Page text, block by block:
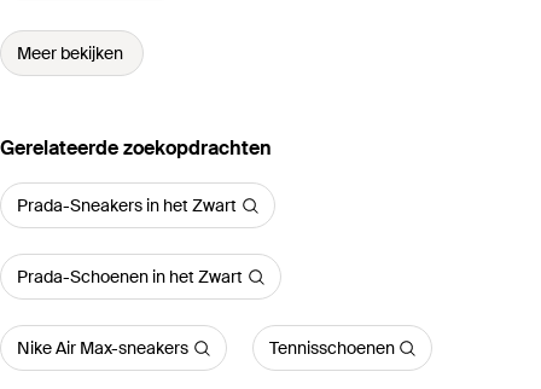
Meer bekijken
Gerelateerde zoekopdrachten
Prada-Sneakers in het Zwart
Prada-Schoenen in het Zwart
Nike Air Max-sneakers Tennisschoenen